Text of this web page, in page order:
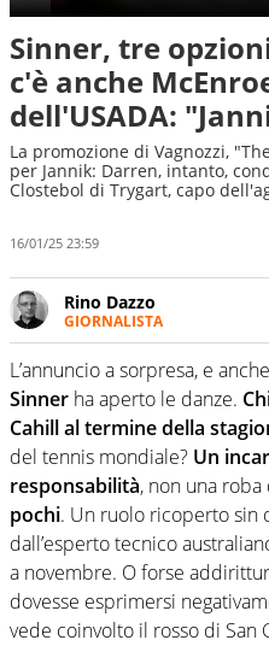
Sinner, tre
c'è anche
dell'USADA:
La promozione di Vagnozzi,
per Jannik: Darren, intanto,
Clostebol di Trygart, capo
16/01/25 23:59
Rino Dazzo
GIORNALISTA
Se mai ci fosse modo di
una nicchia di esperti,
una svista arbitrale né
curve
L’annuncio a sorpresa, e
Sinner ha aperto le danze.
Cahill al termine della
del tennis mondiale? Un
responsabilità, non una
pochi. Un ruolo ricoperto sin
dall’esperto tecnico
a novembre. O forse
dovesse esprimersi
vede coinvolto il rosso di San